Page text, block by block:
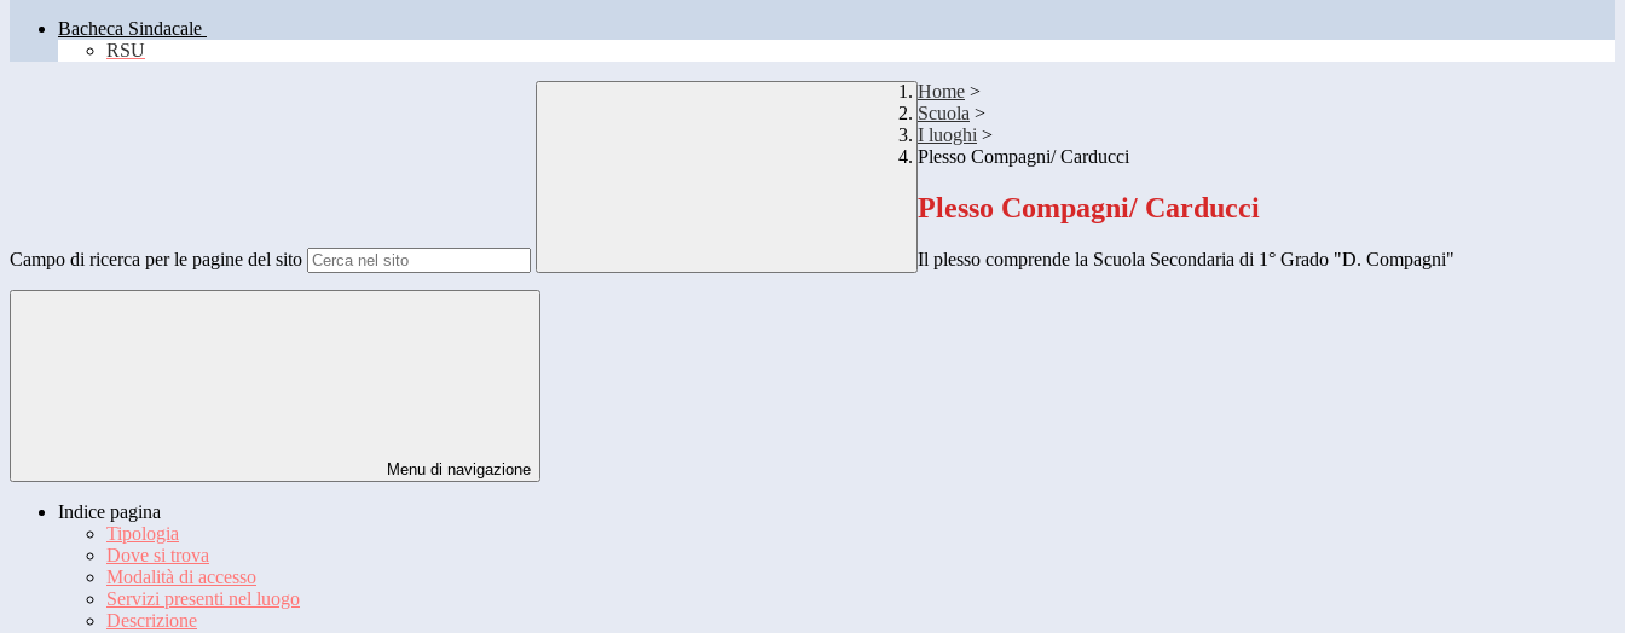
Bacheca Sindacale
RSU
Campo di ricerca per le pagine del sito
Home >
Scuola >
I luoghi >
Plesso Compagni/ Carducci
Plesso Compagni/ Carducci
Il plesso comprende la Scuola Secondaria di 1° Grado "D. Compagni"
Menu di navigazione
Indice pagina
Tipologia
Dove si trova
Modalità di accesso
Servizi presenti nel luogo
Descrizione